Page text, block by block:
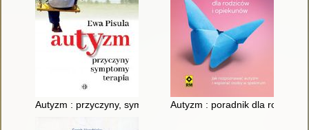
Autyzm : przyczyny, symptomy, terapiaAutyzm : poradnik dla